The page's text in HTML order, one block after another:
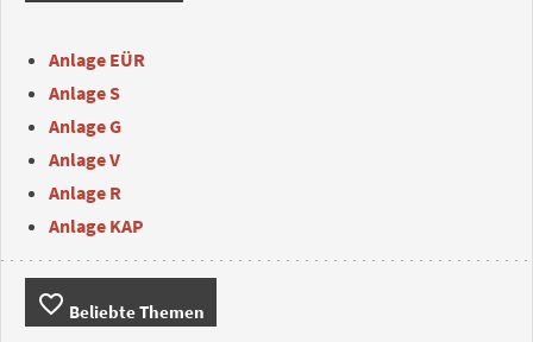
Anlage EÜR
Anlage S
Anlage G
Anlage V
Anlage R
Anlage KAP
favorite_border Beliebte Themen